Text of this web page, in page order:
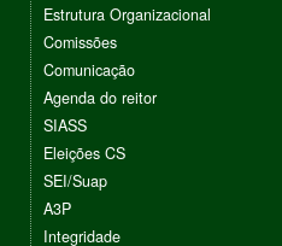
Estrutura Organizacional
Comissões
Comunicação
Agenda do reitor
SIASS
Eleições CS
SEI/Suap
A3P
Integridade